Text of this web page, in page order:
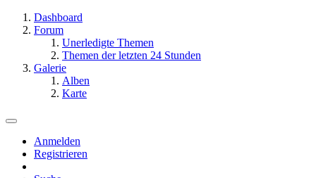
Dashboard
Forum
Unerledigte Themen
Themen der letzten 24 Stunden
Galerie
Alben
Karte
Anmelden
Registrieren